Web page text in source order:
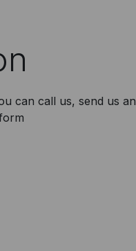
can call us, send us an